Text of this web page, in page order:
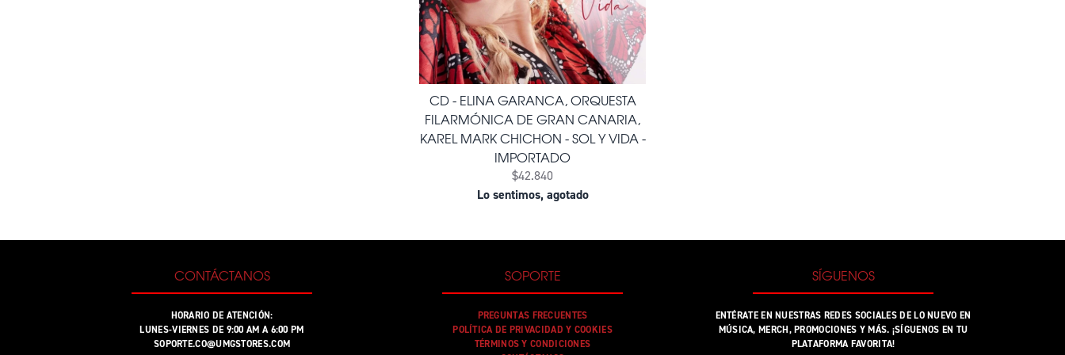
CD - ELINA GARANCA, ORQUESTA
FILARMÓNICA DE GRAN CANARIA,
KAREL MARK CHICHON - SOL Y VIDA -
IMPORTADO
$42.840
Lo sentimos, agotado
CONTÁCTANOS
HORARIO DE ATENCIÓN:
LUNES-VIERNES DE 9:00 AM A 6:00 PM
SOPORTE.CO@UMGSTORES.COM
SOPORTE
PREGUNTAS FRECUENTES
POLÍTICA DE PRIVACIDAD Y COOKIES
TÉRMINOS Y CONDICIONES
SÍGUENOS
ENTÉRATE EN NUESTRAS REDES SOCIALES DE LO NUEVO EN
MÚSICA, MERCH, PROMOCIONES Y MÁS. ¡SÍGUENOS EN TU
PLATAFORMA FAVORITA!